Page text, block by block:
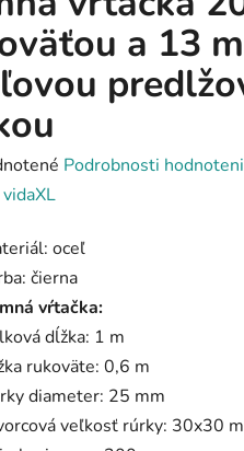
a 13 m
Podrobnosti
vidaXL
oceľ
čierna
vŕtačka:
dĺžka: 1 m
rukoväte: 0,6 m
diameter: 25 mm
veľkosť rúrky: 30x30